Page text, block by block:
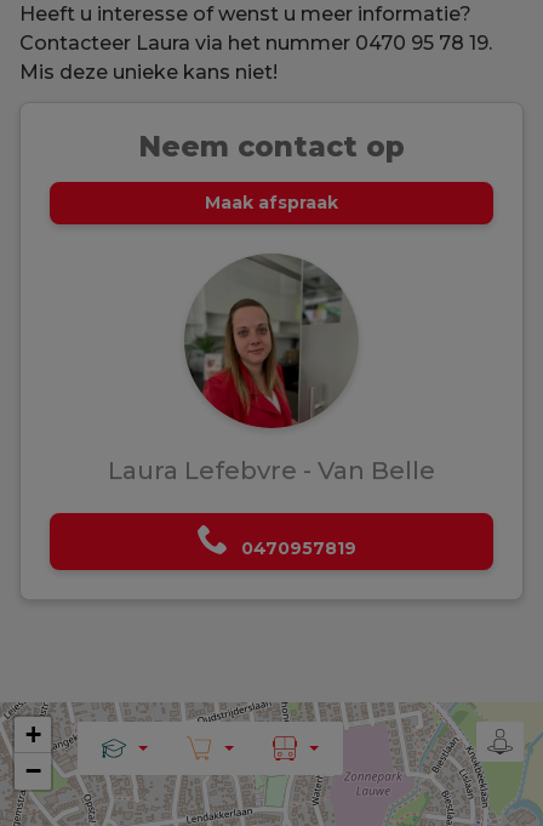
Heeft u interesse of wenst u meer informatie?
Contacteer Laura via het nummer 0470 95 78 19.
Mis deze unieke kans niet!
Neem contact op
Maak afspraak
Laura Lefebvre - Van Belle
0470957819
+
−